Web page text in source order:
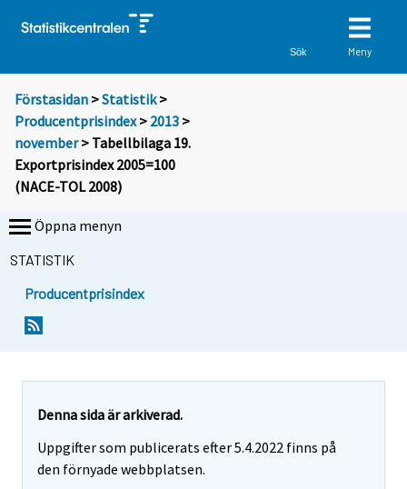
Sök Meny
Förstasidan >Statistik >
Producentprisindex> 2013 >
november> Tabellbilaga 19.
Exportprisindex 2005=100
(NACE-TOL 2008)
Öppna menyn
STATISTIK
Producentprisindex
Denna sida är arkiverad.
Uppgifter som publicerats efter 5.4.2022 finns på
den förnyade webbplatsen.